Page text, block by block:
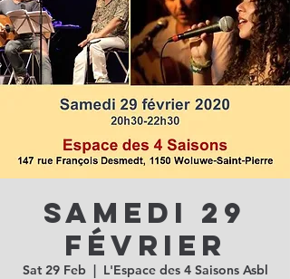
Samedi 29
février
Sat 29 Feb
  |
L'Espace des 4 Saisons Asbl